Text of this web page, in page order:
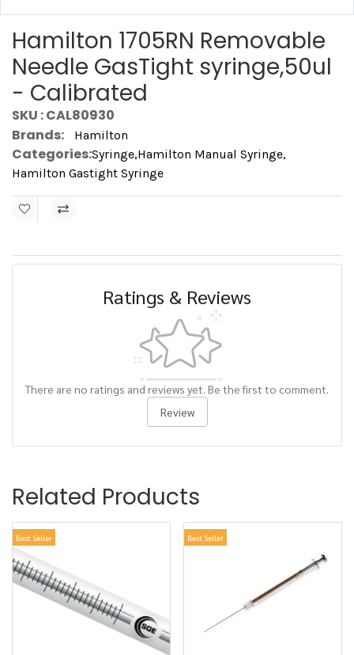
Hamilton 1705RN Removable
Needle GasTight syringe,50ul
- Calibrated
SKU : CAL80930
Brands:
Hamilton
Categories:Syringe,Hamilton Manual Syringe,
Hamilton Gastight Syringe
Ratings & Reviews
There are no ratings and reviews yet. Be the first to comment.
Review
Related Products
Best Seller Best Seller